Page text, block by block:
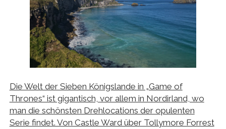
Die Welt der Sieben Königslande in „Game of
Thrones“ ist gigantisch, vor allem in Nordirland, wo
man die schönsten Drehlocations der opulenten
Serie findet. Von Castle Ward über Tollymore Forrest